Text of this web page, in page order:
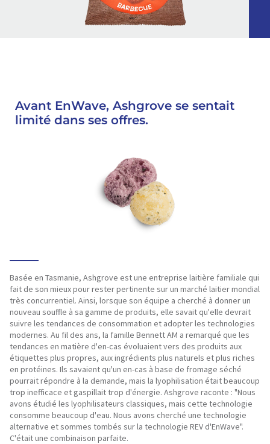
Avant EnWave, Ashgrove se sentait
limité dans ses offres.
Basée en Tasmanie, Ashgrove est une entreprise laitière familiale qui
fait de son mieux pour rester pertinente sur un marché laitier mondial
très concurrentiel. Ainsi, lorsque son équipe a cherché à donner un
nouveau souffle à sa gamme de produits, elle savait qu'elle devrait
suivre les tendances de consommation et adopter les technologies
modernes. Au fil des ans, la famille Bennett AM a remarqué que les
tendances en matière d'en-cas évoluaient vers des produits aux
étiquettes plus propres, aux ingrédients plus naturels et plus riches
en protéines. Ils savaient qu'un en-cas à base de fromage séché
pourrait répondre à la demande, mais la lyophilisation était beaucoup
trop inefficace et gaspillait trop d'énergie. Ashgrove raconte : "Nous
avons étudié les lyophilisateurs classiques, mais cette technologie
consomme beaucoup d'eau. Nous avons cherché une technologie
alternative et sommes tombés sur la technologie REV d'EnWave".
C'était une combinaison parfaite.